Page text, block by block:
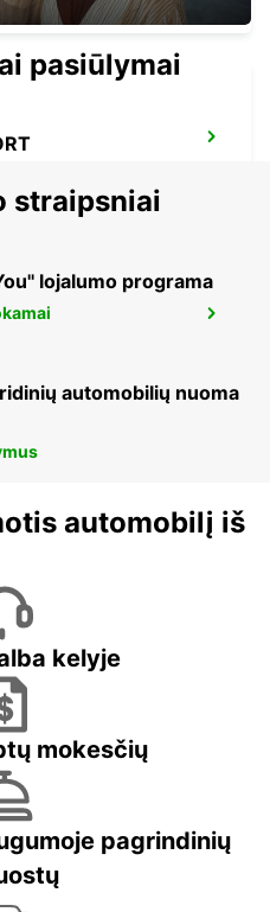
SHUTTLE
pasiūlymai
straipsniai
lojalumo programa
automobilių nuoma
automobilį iš
kelyje
mokesčių
pagrindinių